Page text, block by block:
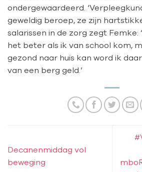
ondergewaardeerd.
geweldig beroep, ze zijn
salarissen in de zorg zegt Femke:
het beter als ik van school kom,
gezond naar huis kan word ik
van een berg geld.’
Decanenmiddag vol
beweging